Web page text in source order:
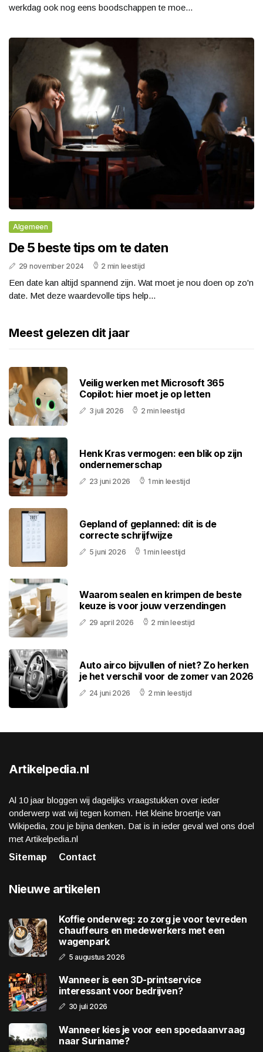
werkdag ook nog eens boodschappen te moe...
Algemeen
De 5 beste tips om te daten
29 november 2024 2 min leestijd
Een date kan altijd spannend zijn. Wat moet je nou doen op zo'n
date. Met deze waardevolle tips help...
Meest gelezen dit jaar
Veilig werken met Microsoft 365
Copilot: hier moet je op letten
3 juli 2026 2 min leestijd
Henk Kras vermogen: een blik op zijn
ondernemerschap
23 juni 2026 1 min leestijd
Gepland of geplanned: dit is de
correcte schrijfwijze
5 juni 2026 1 min leestijd
Waarom sealen en krimpen de beste
keuze is voor jouw verzendingen
29 april 2026 2 min leestijd
Auto airco bijvullen of niet? Zo herken
je het verschil voor de zomer van 2026
24 juni 2026 2 min leestijd
Artikelpedia.nl
Al 10 jaar bloggen wij dagelijks vraagstukken over ieder
onderwerp wat wij tegen komen. Het kleine broertje van
Wikipedia, zou je bijna denken. Dat is in ieder geval wel ons doel
met Artikelpedia.nl
Sitemap
Contact
Nieuwe artikelen
Koffie onderweg: zo zorg je voor tevreden
chauffeurs en medewerkers met een
wagenpark
5 augustus 2026
Wanneer is een 3D-printservice
interessant voor bedrijven?
30 juli 2026
Wanneer kies je voor een spoedaanvraag
naar Suriname?